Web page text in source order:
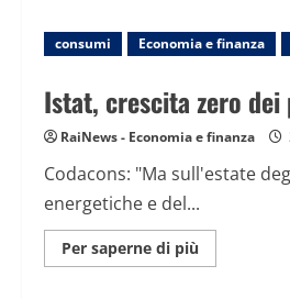
il
PNRR
sanità,
raggiunti
e
consumi Economia e finanza
Istat, crescita zero
RaiNews - Economia e finanza
Codacons: "Ma sull'estate
energetiche e del...
Per saperne di più
informazioni